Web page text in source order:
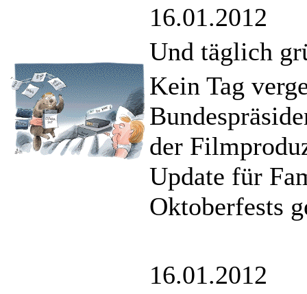
16.01.2012
Und täglich
Kein Tag
der
Update für
Oktoberfests
16.01.2012